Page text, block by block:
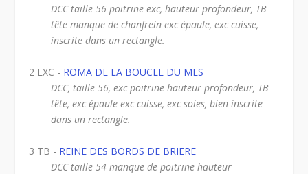
DCC taille 56 poitrine exc, hauteur profondeur, TB
tête manque de chanfrein exc épaule, exc cuisse,
inscrite dans un rectangle.
2 EXC - ROMA DE LA BOUCLE DU MES
DCC, taille 56, exc poitrine hauteur profondeur, TB
tête, exc épaule exc cuisse, exc soies, bien inscrite
dans un rectangle.
3 TB - REINE DES BORDS DE BRIERE
DCC taille 54 manque de poitrine hauteur